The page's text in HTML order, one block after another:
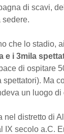
di scavi,
che lo stadio,
e i 3mila
di ospitare
Ma
un luogo
nel distretto di
IX secolo a.C.